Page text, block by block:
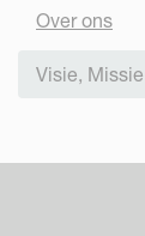
Over ons
Visie,